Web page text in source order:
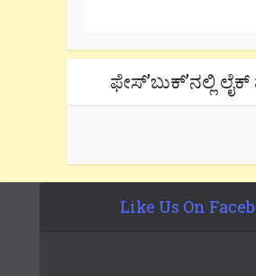
ಫೇಸ್’ಬುಕ್’ನಲ್ಲಿ
Like Us On